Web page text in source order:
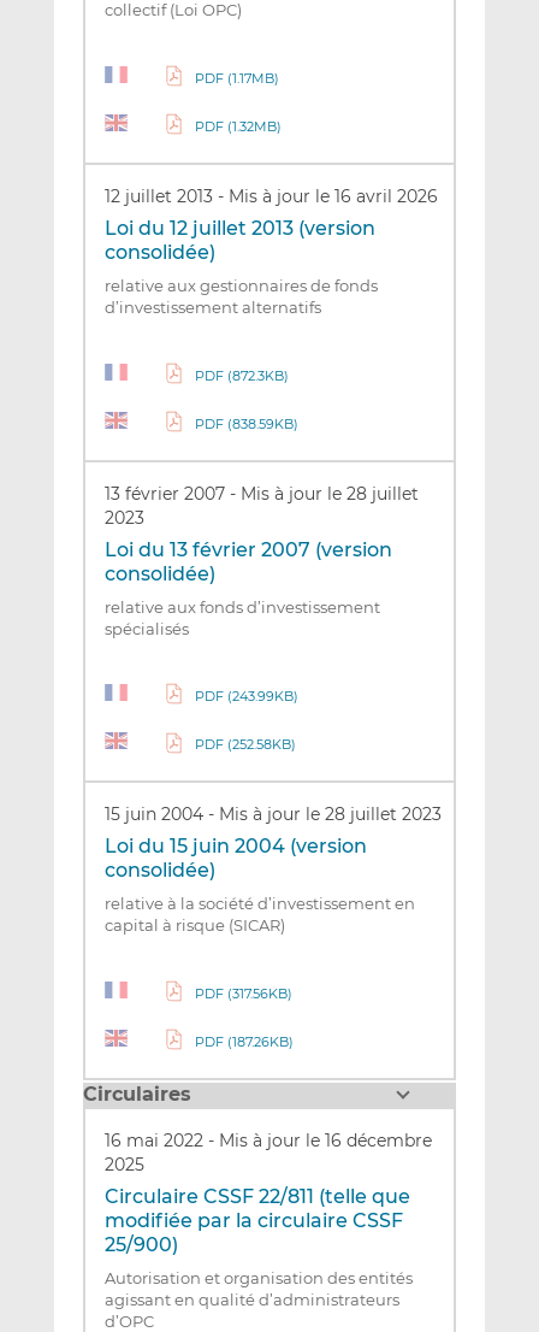
collectif (Loi OPC)
PDF (1.17MB)
PDF (1.32MB)
12 juillet 2013 - Mis à jour le 16 avril 2026
Loi du 12 juillet 2013 (version
consolidée)
relative aux gestionnaires de fonds
d’investissement alternatifs
PDF (872.3KB)
PDF (838.59KB)
13 février 2007 - Mis à jour le 28 juillet
2023
Loi du 13 février 2007 (version
consolidée)
relative aux fonds d’investissement
spécialisés
PDF (243.99KB)
PDF (252.58KB)
15 juin 2004 - Mis à jour le 28 juillet 2023
Loi du 15 juin 2004 (version
consolidée)
relative à la société d’investissement en
capital à risque (SICAR)
PDF (317.56KB)
PDF (187.26KB)
Circulaires
16 mai 2022 - Mis à jour le 16 décembre
2025
Circulaire CSSF 22/811 (telle que
modifiée par la circulaire CSSF
25/900)
Autorisation et organisation des entités
agissant en qualité d’administrateurs
d’OPC